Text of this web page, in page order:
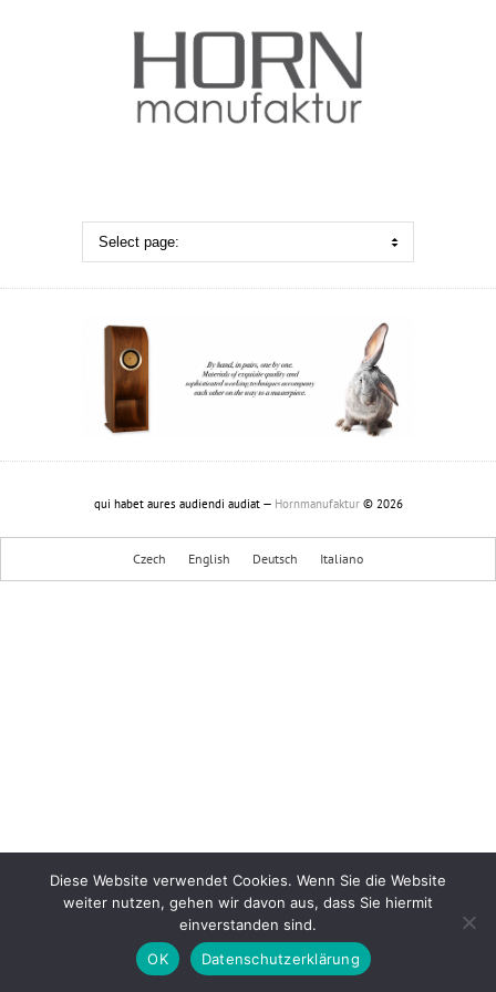
qui habet aures audiendi audiat — Hornmanufaktur© 2026
Czech English Deutsch Italiano
Diese Website verwendet Cookies. Wenn Sie die Website
weiter nutzen, gehen wir davon aus, dass Sie hiermit
einverstanden sind.
OK
Datenschutzerklärung